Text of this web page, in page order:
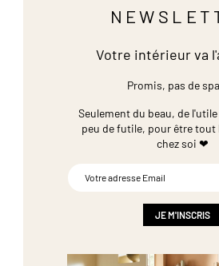
Votre intérieur va
Promis, pas de
Seulement du beau, de
peu de futile, pour être tout
chez soi ❤
JE M'INSCRIS